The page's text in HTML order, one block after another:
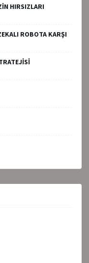
HIRSIZLARI
ROBOTA KARŞI